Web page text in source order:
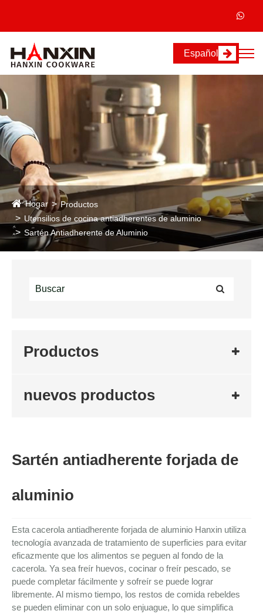
Español
Hogar
Productos
Utensilios de cocina antiadherentes de aluminio
Sartén Antiadherente de Aluminio
Productos
nuevos productos
Sartén antiadherente forjada de
aluminio
Esta cacerola antiadherente forjada de aluminio Hanxin utiliza
tecnología avanzada de tratamiento de superficies para evitar
eficazmente que los alimentos se peguen al fondo de la
cacerola. Ya sea freír huevos, cocinar o freír pescado, se
puede completar fácilmente y sofreír se puede lograr
libremente. Al mismo tiempo, los restos de comida rebeldes
se pueden eliminar con un solo enjuague, lo que simplifica